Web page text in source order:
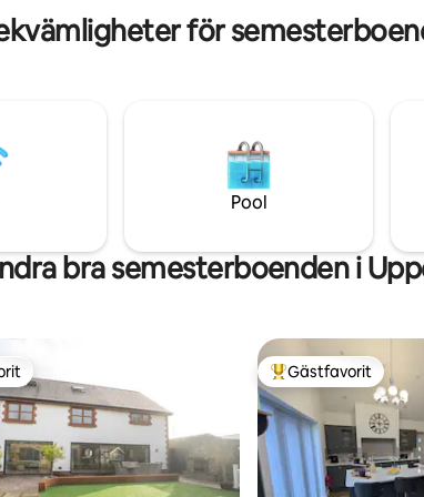
utforskar Gower.
för
Pool
bra semesterboenden i
Populär gästfavorit
Gästfavorit